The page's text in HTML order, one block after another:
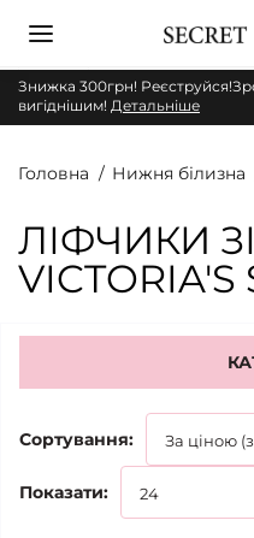
Знижка 300грн!
вигіднішим! Детальніше
Головна Нижня білизна
ЛІФЧИКИ
VICTORIA'S
Сортування:
Показати: